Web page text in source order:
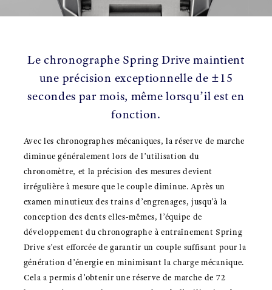
Le chronographe Spring Drive maintient
une précision exceptionnelle de ±15
secondes par mois, même lorsqu’il est en
fonction.
Avec les chronographes mécaniques, la réserve de marche
diminue généralement lors de l’utilisation du
chronomètre, et la précision des mesures devient
irrégulière à mesure que le couple diminue. Après un
examen minutieux des trains d’engrenages, jusqu’à la
conception des dents elles-mêmes, l’équipe de
développement du chronographe à entraînement Spring
Drive s’est efforcée de garantir un couple suffisant pour la
génération d’énergie en minimisant la charge mécanique.
Cela a permis d’obtenir une réserve de marche de 72